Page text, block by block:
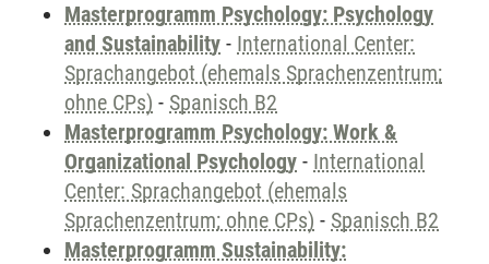
Masterprogramm Psychology: Psychology
and Sustainability - International Center:
Sprachangebot (ehemals Sprachenzentrum;
ohne CPs) - Spanisch B2
Masterprogramm Psychology: Work &
Organizational Psychology - International
Center: Sprachangebot (ehemals
Sprachenzentrum; ohne CPs) - Spanisch B2
Masterprogramm Sustainability: